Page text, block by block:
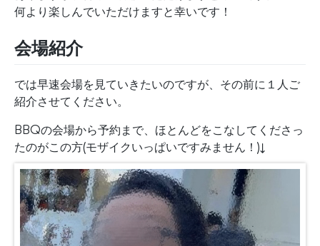
何より楽しんでいただけますと幸いです！
会場紹介
では早速会場を見ていきたいのですが、その前に１人ご
紹介させてください。
BBQの会場から予約まで、ほとんどをこなしてくださっ
たのがこの方(モザイクいっぱいですみません！)↓